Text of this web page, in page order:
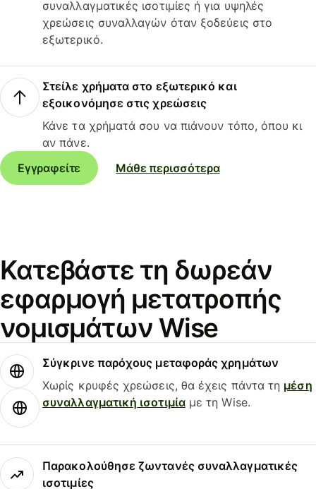
συναλλαγματικές ισοτιμίες ή για υψηλές
χρεώσεις συναλλαγών όταν ξοδεύεις στο
εξωτερικό.
Στείλε χρήματα στο εξωτερικό και
εξοικονόμησε στις χρεώσεις
Κάνε τα χρήματά σου να πιάνουν τόπο, όπου κι
αν πάνε.
Εγγραφείτε
Μάθε περισσότερα
Κατεβάστε τη δωρεάν
εφαρμογή μετατροπής
νομισμάτων Wise
Σύγκρινε παρόχους μεταφοράς χρημάτων
Χωρίς κρυφές χρεώσεις, θα έχεις πάντα τη μέση
συναλλαγματική ισοτιμίαμε τη Wise.
Παρακολούθησε ζωντανές συναλλαγματικές
ισοτιμίες